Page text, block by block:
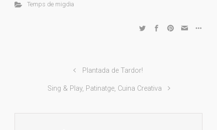
Temps de migdia
Plantada de Tardor!
Sing & Play, Patinatge, Cuina Creativa